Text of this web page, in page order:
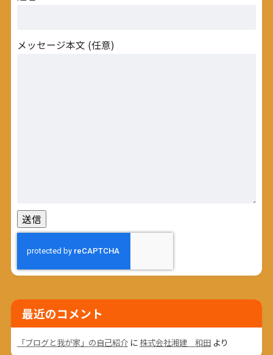
メッセージ本文 (任意)
最近のコメント
「ブログと我が家」の自己紹介に 株式会社湘建 和田より